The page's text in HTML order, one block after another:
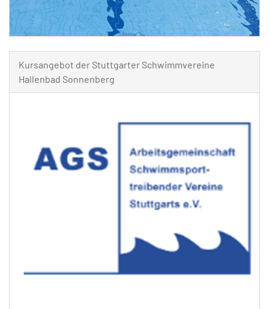
Kursangebot der Stuttgarter Schwimmvereine
Hallenbad Sonnenberg